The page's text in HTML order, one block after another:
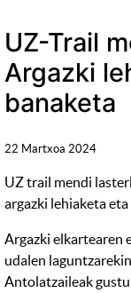
UZ-Trail
Argazki
banaketa
22 Martxoa 2024
UZ trail mendi
argazki lehiaketa
Argazki elkartearen
udalen
Antolatzaileak